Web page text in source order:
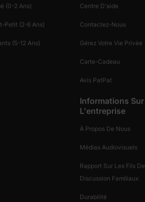
(0-2 Ans)
Petit (2-6 Ans)
(5-12 Ans)
Centre D'aide
Contactez-Nous
Gérez Votre Vie Privée
Carte-Cadeau
Avis PatPat
Informations Sur
L'entreprise
À Propos De Nous
Médias Audiovisuels
Rapport Sur Les Fils De
Discussion Familiaux
Durabilité